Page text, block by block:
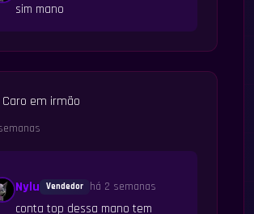
sim mano
Caro em irmão
Nylu Vendedor há 2 semanas
conta top dessa mano tem